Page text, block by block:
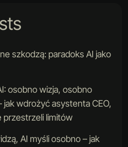
szkodzą: paradoks AI jako
osobno wizja, osobno
jak wdrożyć asystenta CEO,
przestrzeli limitów
AI myśli osobno – jak